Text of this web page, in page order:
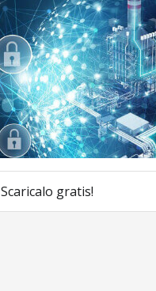
Scaricalo gratis!